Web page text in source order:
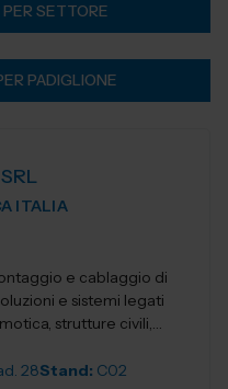
PER SETTORE
PADIGLIONE
ITALIA
e cablaggio di
e sistemi legati
strutture civili,
28Stand: C02